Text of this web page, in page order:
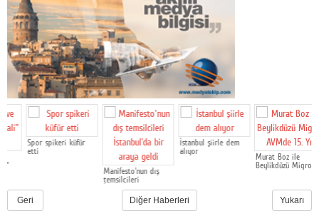
Spor spikeri küfür
etti
Manifesto'nun dış
temsilcileri
İstanbul'da bir araya
İstanbul şiirle dem
alıyor
Murat Boz ile
Beylikdüzü Migros
Geri Diğer Haberleri Yukarı